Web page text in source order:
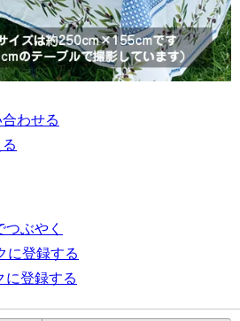
わせる
ぶやく
に登録する
に登録する